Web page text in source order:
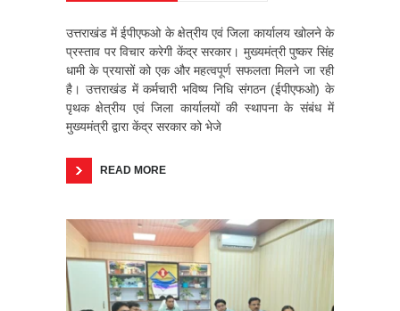
उत्तराखंड में ईपीएफओ के क्षेत्रीय एवं जिला कार्यालय खोलने के
प्रस्ताव पर विचार करेगी केंद्र सरकार। मुख्यमंत्री पुष्कर सिंह
धामी के प्रयासों को एक और महत्वपूर्ण सफलता मिलने जा रही
है। उत्तराखंड में कर्मचारी भविष्य निधि संगठन (ईपीएफओ) के
पृथक क्षेत्रीय एवं जिला कार्यालयों की स्थापना के संबंध में
मुख्यमंत्री द्वारा केंद्र सरकार को भेजे
READ MORE